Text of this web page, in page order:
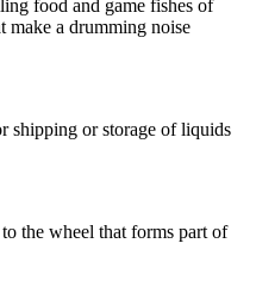
food and game fishes of
make a drumming noise
shipping or storage of liquids
the wheel that forms part of